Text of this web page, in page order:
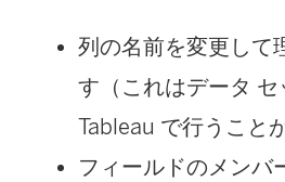
ン
ク
が
開
列の名前を変更して
す（これはデータ
Tableau で行うこと
フィールドのメンバ